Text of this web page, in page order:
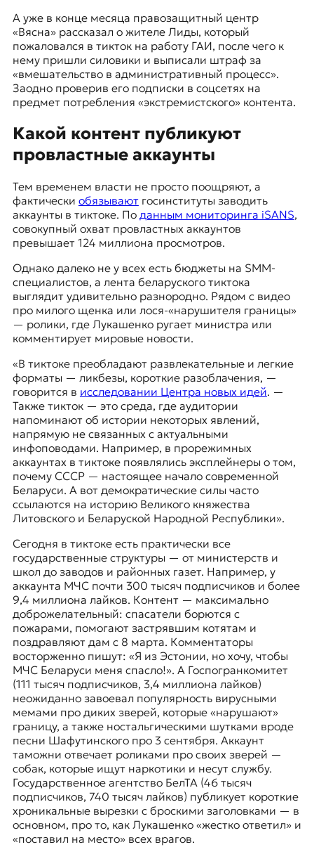
А уже в конце месяца правозащитный центр
«Вясна» рассказал о жителе Лиды, который
пожаловался в тикток на работу ГАИ, после чего к
нему пришли силовики и выписали штраф за
«вмешательство в административный процесс».
Заодно проверив его подписки в соцсетях на
предмет потребления «экстремистского» контента.
Какой контент публикуют
провластные аккаунты
Тем временем власти не просто поощряют, а
фактически обязываютгосинституты заводить
аккаунты в тиктоке. По данным мониторинга iSANS,
совокупный охват провластных аккаунтов
превышает 124 миллиона просмотров.
Однако далеко не у всех есть бюджеты на SMM-
специалистов, а лента беларуского тиктока
выглядит удивительно разнородно. Рядом с видео
про милого щенка или лося-«нарушителя границы»
— ролики, где Лукашенко ругает министра или
комментирует мировые новости.
«В тиктоке преобладают развлекательные и легкие
форматы — ликбезы, короткие разоблачения, —
говорится в исследовании Центра новых идей. —
Также тикток — это среда, где аудитории
напоминают об истории некоторых явлений,
напрямую не связанных с актуальными
инфоповодами. Например, в прорежимных
аккаунтах в тиктоке появлялись эксплейнеры о том,
почему СССР — настоящее начало современной
Беларуси. А вот демократические силы часто
ссылаются на историю Великого княжества
Литовского и Беларуской Народной Республики».
Сегодня в тиктоке есть практически все
государственные структуры — от министерств и
школ до заводов и районных газет. Например, у
аккаунта МЧС почти 300 тысяч подписчиков и более
9,4 миллиона лайков. Контент — максимально
доброжелательный: спасатели борются с
пожарами, помогают застрявшим котятам и
поздравляют дам с 8 марта. Комментаторы
восторженно пишут: «Я из Эстонии, но хочу, чтобы
МЧС Беларуси меня спасло!». А Госпогранкомитет
(111 тысяч подписчиков, 3,4 миллиона лайков)
неожиданно завоевал популярность вирусными
мемами про диких зверей, которые «нарушают»
границу, а также ностальгическими шутками вроде
песни Шафутинского про 3 сентября. Аккаунт
таможни отвечает роликами про своих зверей —
собак, которые ищут наркотики и несут службу.
Государственное агентство БелТА (46 тысяч
подписчиков, 740 тысяч лайков) публикует короткие
хроникальные вырезки с броскими заголовками — в
основном, про то, как Лукашенко «жестко ответил» и
«поставил на место» всех врагов.